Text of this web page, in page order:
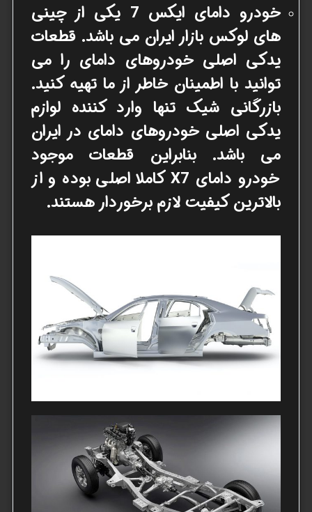
خودرو دامای ایکس 7
یکی از چینی
های لوکس بازار ایران می باشد. قطعات
یدکی اصلی خودروهای دامای را می
توانید با اطمینان خاطر از ما تهیه کنید.
بازرگانی شیک تنها وارد کننده لوازم
یدکی اصلی خودروهای دامای در ایران
می باشد. بنابراین قطعات موجود
خودرو دامای X7
کاملا اصلی بوده و از
بالاترین کیفیت لازم برخوردار هستند.